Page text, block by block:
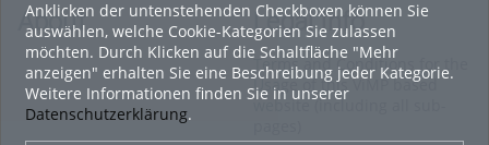
Anklicken der untenstehenden Checkboxen können Sie
auswählen, welche Cookie-Kategorien Sie zulassen
möchten. Durch Klicken auf die Schaltfläche "Mehr
anzeigen" erhalten Sie eine Beschreibung jeder Kategorie.
Weitere Informationen finden Sie in unserer
Datenschutzerklärung.
HOHU
9. Mai 2022
¨Haager Lies reloaded“ - der neue Top-Radweg in OÖ
About Legal Info
Terms and Conditions for the
Usage of this ViMP based
website (including all sub-